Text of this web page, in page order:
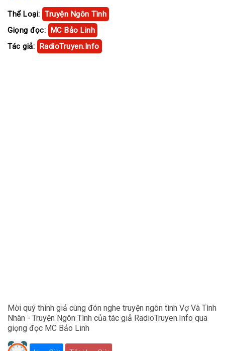
Thể Loại: Truyện Ngôn Tình
Giọng đọc: MC Bảo Linh
Tác giả: RadioTruyen.Info
Mời quý thính giả cùng đón nghe truyện ngôn tình Vợ Và Tình
Nhân - Truyện Ngôn Tình của tác giả RadioTruyen.Info qua
giọng đọc MC Bảo Linh